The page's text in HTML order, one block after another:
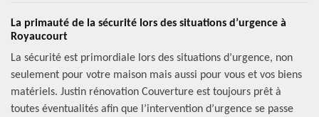
La primauté de la sécurité lors des situations d’urgence à
Royaucourt
La sécurité est primordiale lors des situations d’urgence, non
seulement pour votre maison mais aussi pour vous et vos biens
matériels. Justin rénovation Couverture est toujours prêt à
toutes éventualités afin que l’intervention d’urgence se passe